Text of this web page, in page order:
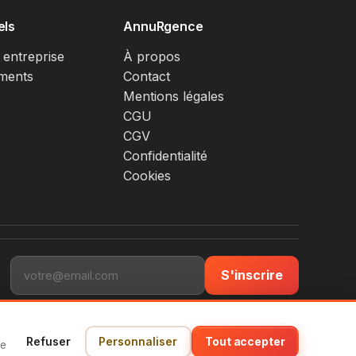
Refuser Personnaliser Tout accepter
AnnuRgence
À propos
Contact
Mentions légales
CGU
CGV
Confidentialité
Cookies
S'inscrire